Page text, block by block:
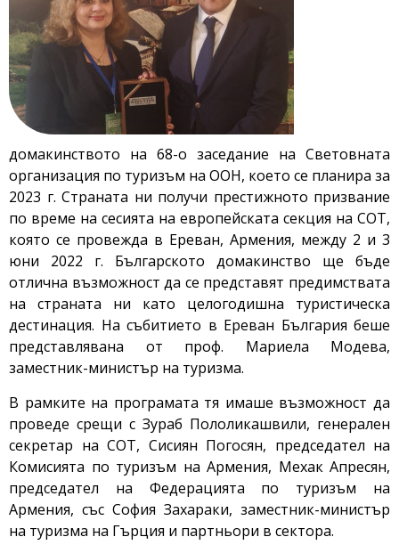
домакинството на 68-о заседание на Световната
организация по туризъм на ООН, което се планира за
2023 г. Страната ни получи престижното призвание
по време на сесията на европейската секция на СОТ,
която се провежда в Ереван, Армения, между 2 и 3
юни 2022 г. Българското домакинство ще бъде
отлична възможност да се представят предимствата
на страната ни като целогодишна туристическа
дестинация. На събитието в Ереван България беше
представлявана от проф. Мариела Модева,
заместник-министър на туризма.
В рамките на програмата тя имаше възможност да
проведе срещи с Зураб Пололикашвили, генерален
секретар на СОТ, Сисиян Погосян, председател на
Комисията по туризъм на Армения, Мехак Апресян,
председател на Федерацията по туризъм на
Армения, със София Захараки, заместник-министър
на туризма на Гърция и партньори в сектора.